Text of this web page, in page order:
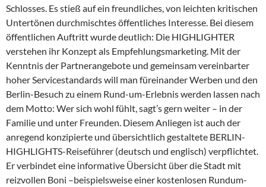
Schlosses. Es stieß auf ein freundliches, von leichten kritischen
Untertönen durchmischtes öffentliches Interesse. Bei diesem
öffentlichen Auftritt wurde deutlich: Die HIGHLIGHTER
verstehen ihr Konzept als Empfehlungsmarketing. Mit der
Kenntnis der Partnerangebote und gemeinsam vereinbarter
hoher Servicestandards will man füreinander Werben und den
Berlin-Besuch zu einem Rund-um-Erlebnis werden lassen nach
dem Motto: Wer sich wohl fühlt, sagt’s gern weiter – in der
Familie und unter Freunden. Diesem Anliegen ist auch der
anregend konzipierte und übersichtlich gestaltete BERLIN-
HIGHLIGHTS-Reiseführer (deutsch und englisch) verpflichtet.
Er verbindet eine informative Übersicht über die Stadt mit
reizvollen Boni –beispielsweise einer kostenlosen Rundum-